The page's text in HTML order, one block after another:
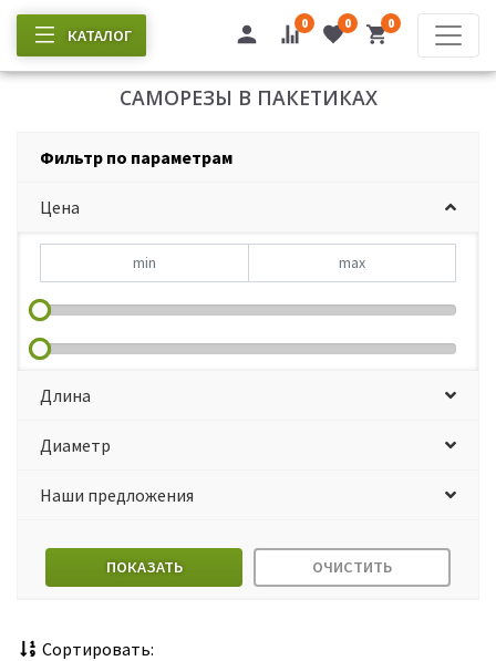
КАТАЛОГ
0 0 0
САМОРЕЗЫ В ПАКЕТИКАХ
Фильтр по параметрам
Цена
Длина
Диаметр
Наши предложения
ПОКАЗАТЬ ОЧИСТИТЬ
Сортировать: